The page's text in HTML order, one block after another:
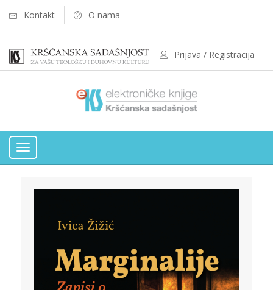
Kontakt O nama
Prijava / Registracija
Toggle